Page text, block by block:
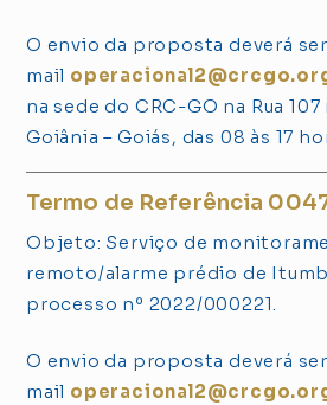
O envio da proposta deverá
mail
na sede do CRC-GO na Rua 107
Goiânia – Goiás, das 08 às 17
Termo de Referência
Objeto: Serviço de
remoto/alarme prédio de
processo nº 2022/000221.
O envio da proposta deverá
mail